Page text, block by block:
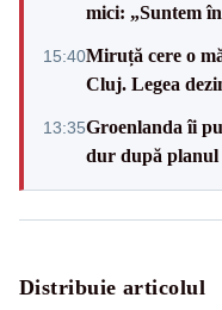
mici: „Suntem
15:40Miruță cere o
Cluj. Legea
13:35Groenlanda îi
dur după
Distribuie articolul